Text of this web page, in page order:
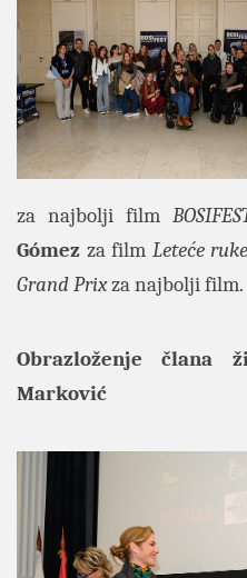
za najbolji film
Gómez za film Leteće ruke
Grand Prixza najbolji film.
Obrazloženje člana
Marković